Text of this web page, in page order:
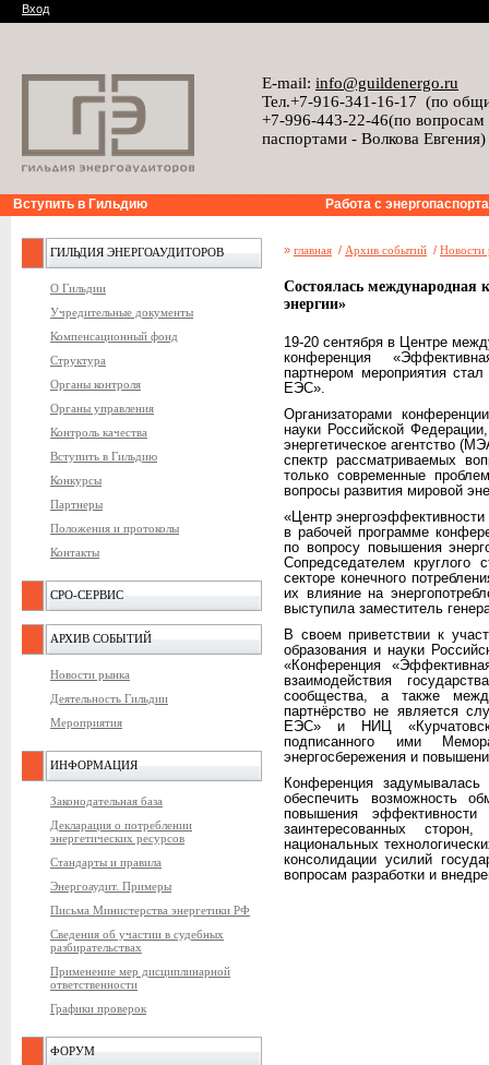
Вход
E-mail: info@guildenergo.ru
Тел.+7-916-341-16-17 (по
+7-996-443-22-46(по
паспортами - Волкова Евгения)
Вступить в Гильдию Работа с
ГИЛЬДИЯ ЭНЕРГОАУДИТОРОВ
О Гильдии
Учредительные документы
Компенсационный фонд
Структура
Органы контроля
Органы управления
Контроль качества
Вступить в Гильдию
Конкурсы
Партнеры
Положения и протоколы
Контакты
СРО-СЕРВИС
АРХИВ СОБЫТИЙ
Новости рынка
Деятельность Гильдии
Мероприятия
ИНФОРМАЦИЯ
Законодательная база
Декларация о потреблении
энергетических ресурсов
Стандарты и правила
Энергоаудит. Примеры
Письма Министерства энергетики РФ
Сведения об участии в судебных
разбирательствах
Применение мер дисциплинарной
ответственности
Графики проверок
ФОРУМ
» главная / Архив событий / Новости
Состоялась международная
энергии»
19-20 сентября в Центре
конференция
партнером мероприятия
ЕЭС».
Организаторами
науки Российской
энергетическое агентство
спектр рассматриваемых
только современные
вопросы развития мировой
«Центр
в рабочей программе
по вопросу повышения
Сопредседателем круглого
секторе конечного
их влияние на
выступила заместитель
В своем приветствии к
образования и науки
«Конференция
взаимодействия
сообщества, а также
партнёрство не является
ЕЭС» и НИЦ
подписанного ими
энергосбережения и
Конференция задумывалась
обеспечить возможность
повышения эффективности
заинтересованных
национальных
консолидации усилий
вопросам разработки и